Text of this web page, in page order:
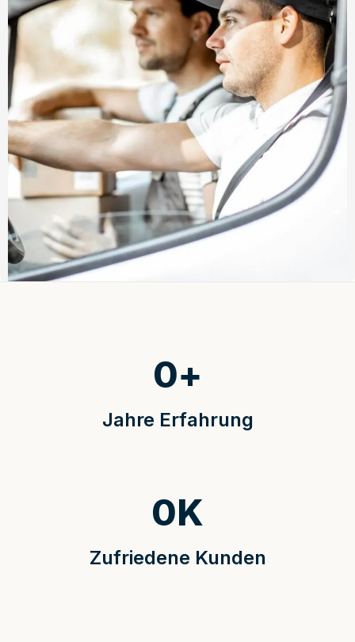
Jahre Erfahrung
0+
Zufriedene Kunden
0K